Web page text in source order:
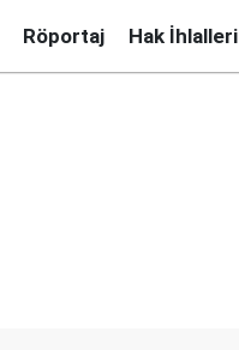
Röportaj Hak İhlalleri